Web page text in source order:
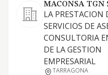
MACONSA TGN
LA PRESTACION
SERVICIOS DE
CONSULTORIA
DE LA GESTION
EMPRESARIAL
TARRAGONA